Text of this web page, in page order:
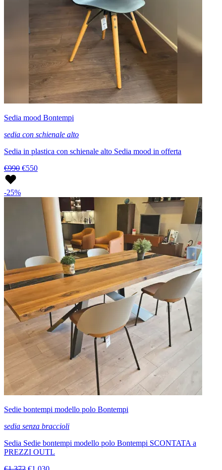
Sedia mood Bontempi
sedia con schienale alto
Sedia in plastica con schienale alto Sedia mood in offerta
€990 €550
-25%
Sedie bontempi modello polo Bontempi
sedia senza braccioli
Sedia Sedie bontempi modello polo Bontempi SCONTATA a
PREZZI OUTL